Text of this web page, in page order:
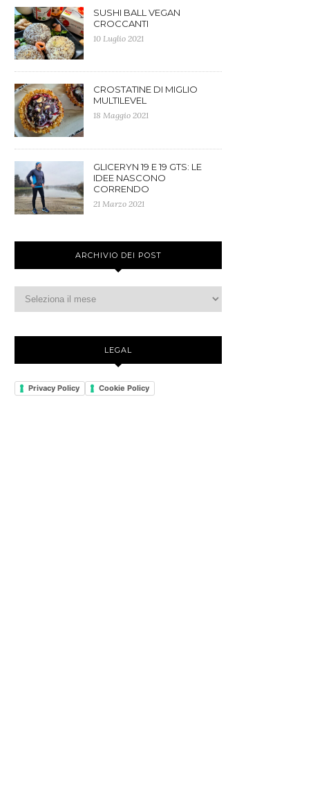
SUSHI BALL VEGAN
CROCCANTI
10 Luglio 2021
CROSTATINE DI MIGLIO
MULTILEVEL
18 Maggio 2021
GLICERYN 19 E 19 GTS: LE
IDEE NASCONO
CORRENDO
21 Marzo 2021
ARCHIVIO DEI POST
LEGAL
Privacy Policy Cookie Policy